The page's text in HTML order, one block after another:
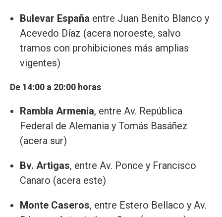
Bulevar España entre Juan Benito Blanco y
Acevedo Díaz (acera noroeste, salvo
tramos con prohibiciones más amplias
vigentes)
De 14:00 a 20:00 horas
Rambla Armenia, entre Av. República
Federal de Alemania y Tomás Basáñez
(acera sur)
Bv. Artigas, entre Av. Ponce y Francisco
Canaro (acera este)
Monte Caseros, entre Estero Bellaco y Av.